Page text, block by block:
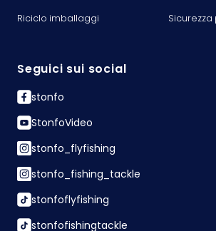
Riciclo imballaggi
Seguici sui social
stonfo
StonfoVideo
stonfo_flyfishing
stonfo_fishing_tackle
stonfoflyfishing
stonfofishingtackle